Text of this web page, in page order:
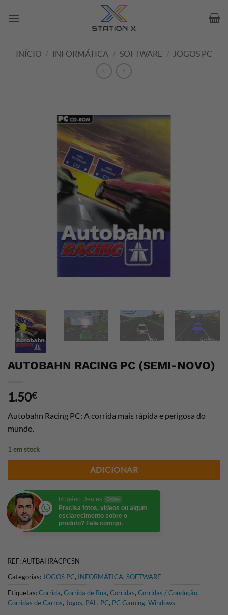
INÍCIO / INFORMÁTICA / SOFTWARE / JOGOS PC
AUTOBAHN RACING PC (SEMI-NOVO)
1.50€
Autobahn Racing PC: A corrida mais rápida e perigosa do
mundo.
1 em stock
ADICIONAR
Rogério Dentes Online
Precisa fotos, videos ou algum
esclarecimento sobre o
produto? Fala comigo.
REF:AUTBAHRACPCSN
Categorias:JOGOS PC, INFORMÁTICA, SOFTWARE
Etiquetas:Corrida, Corrida de Rua, Corridas, Corridas / Condução,
Corridas de Carros, Jogos, PAL, PC, PC Gaming, Windows